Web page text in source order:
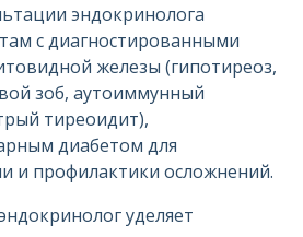
эндокринолога
с диагностированными
железы (гипотиреоз,
зоб, аутоиммунный
тиреоидит),
диабетом для
и профилактики осложнений.
уделяет